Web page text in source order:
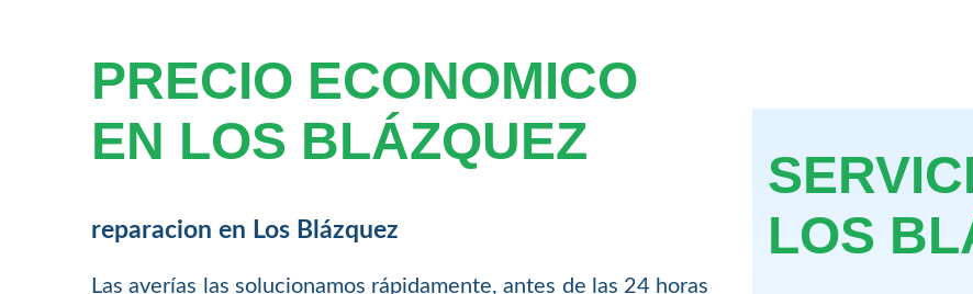
PRECIO ECONOMICO
EN LOS BLÁZQUEZ
reparacion en Los Blázquez
Las averías las solucionamos rápidamente, antes de las 24 horas
LOS